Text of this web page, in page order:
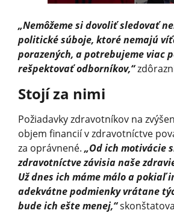
„Nemôžeme si dovoliť sledovať
politické súboje, ktoré nemajú
porazených, a potrebujeme viac
rešpektovať odborníkov,“
Stojí za nimi
Požiadavky zdravotníkov na
objem financií v zdravotníctve
za oprávnené. „Od ich motivácie
zdravotníctve závisia naše
Už dnes ich máme málo a pokiaľ
adekvátne podmienky vrátane
bude ich ešte menej,“